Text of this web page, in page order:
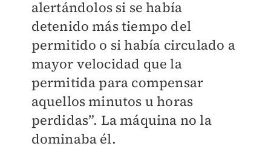
alertándolos si se había
detenido más tiempo del
permitido o si había circulado a
mayor velocidad que la
permitida para compensar
aquellos minutos u horas
perdidas”. La máquina no la
dominaba él.